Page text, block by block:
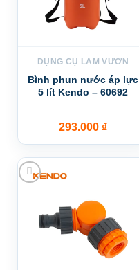
DỤNG CỤ LÀM VƯỜN
Bình phun nước áp lực
5 lít Kendo – 60692
293.000 ₫